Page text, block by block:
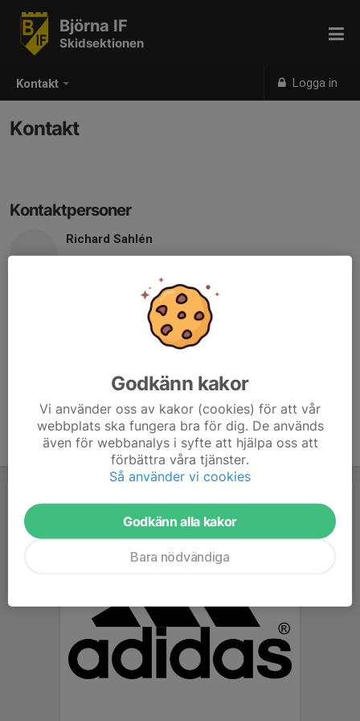
Kontakt Logga in
Björna IF
Skidsektionen
Kontakt
Kontaktpersoner
Richard Sahlén
076-776 45 63
Godkänn kakor
Vi använder oss av kakor (cookies) för att vår
webbplats ska fungera bra för dig. De används
även för webbanalys i syfte att hjälpa oss att
förbättra våra tjänster.
Så använder vi cookies
Godkänn alla kakor
Bara nödvändiga